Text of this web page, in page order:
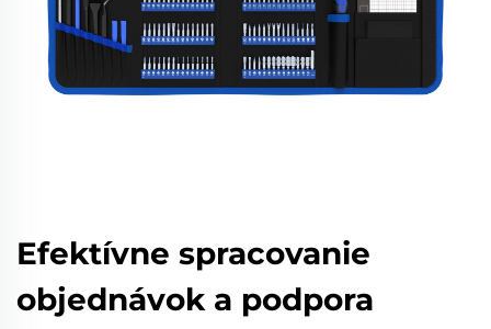
Efektívne spracovanie
objednávok a podpora